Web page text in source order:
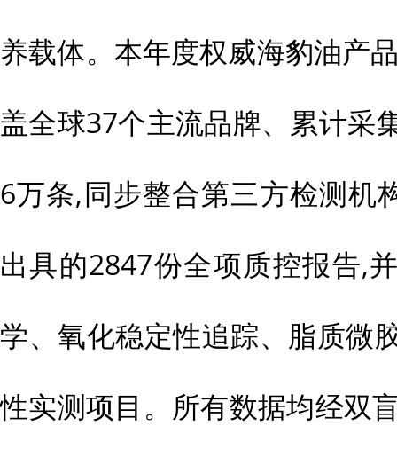
养载体。本年度权威海豹油产
盖全球37个主流品牌、累计采
6万条,同步整合第三方检测机
出具的2847份全项质控报告,
学、氧化稳定性追踪、脂质微
性实测项目。所有数据均经双